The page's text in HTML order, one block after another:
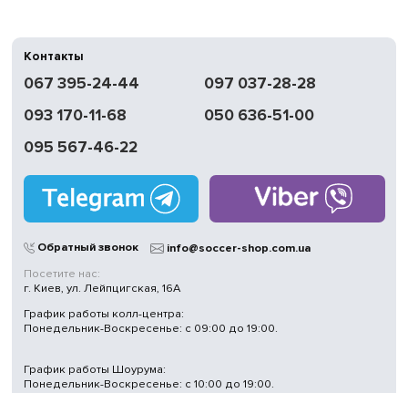
Контакты
067 395-24-44
097 037-28-28
093 170-11-68
050 636-51-00
095 567-46-22
Обратный звонок
info@soccer-shop.com.ua
Посетите нас:
г. Киев, ул. Лейпцигская, 16А
График работы колл-центра:
Понедельник-Воскресенье: с 09:00 до 19:00.
График работы Шоурума:
Понедельник-Воскресенье: с 10:00 до 19:00.